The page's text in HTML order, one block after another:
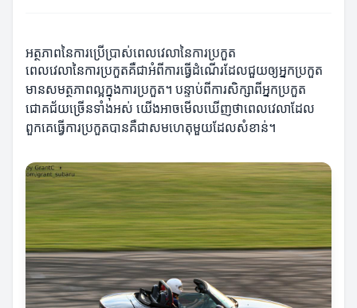
អត្ថភាពនៃការប្រើប្រាស់ពេលវេលានៃការប្រកួត
ពេលវេលានៃការប្រកួតគឺជាអំពីការធ្វើដំណើរដែលជួយឲ្យអ្នកប្រកួត
មានសមត្ថភាពល្អក្នុងការប្រកួត។ បន្ទាប់ពីការសិក្សាពីអ្នកប្រកួត
ជោគជ័យច្រើនទាំងអស់ យើងអាចមើលឃើញថាពេលវេលាដែល
ពួកគេធ្វើការប្រកួតបានគឺជាសមហេតុមួយដែលសំខាន់។